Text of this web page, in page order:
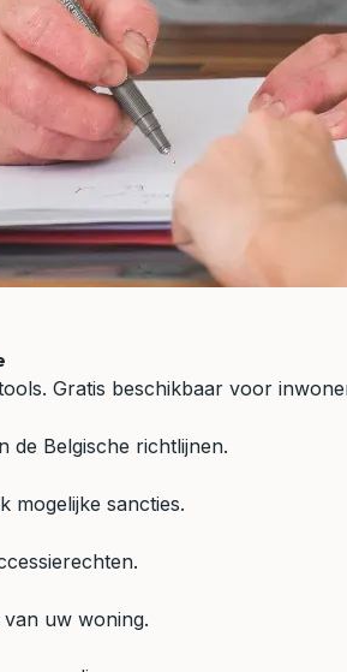
Gratis beschikbaar voor
de Belgische richtlijnen.
mogelijke sancties.
uw woning.